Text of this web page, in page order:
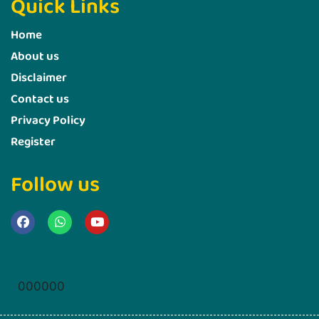
Quick Links
Home
About us
Disclaimer
Contact us
Privacy Policy
Register
Follow us
000000